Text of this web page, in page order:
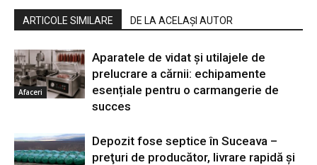
ARTICOLE SIMILARE DE LA ACELAȘI AUTOR
Afaceri
Aparatele de vidat și utilajele de
prelucrare a cărnii: echipamente
esențiale pentru o carmangerie de
succes
Depozit fose septice în Suceava –
preţuri de producător, livrare rapidă şi